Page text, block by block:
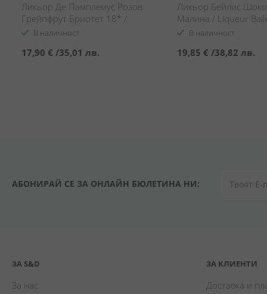
Ликьор Де Памплемус Розов
Грейпфрут Бриотет 18* /
Liqueur De Pamplemousse Pink
В наличност
17,90 € /35,01 лв.
Ликьор Бейлис
Малина / Liqueur
Chocolate & Raspberry
В наличност
19,85 € /38,82 лв.
АБОНИРАЙ СЕ ЗА ОНЛАЙН БЮЛЕТИНА НИ:
ЗА S&D
За нас
ЗА КЛИЕНТИ
Доставка и